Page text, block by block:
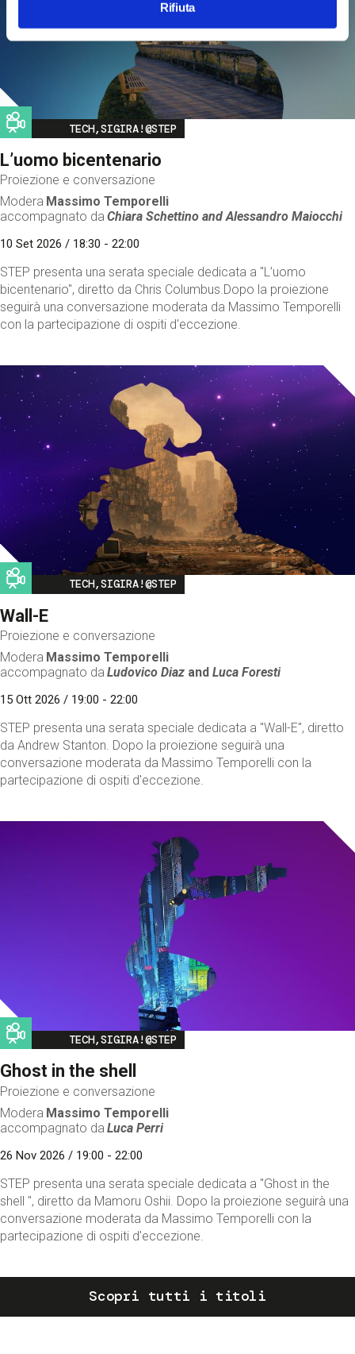
Rifiuta
Image
TECH,SIGIRA!@STEP
L’uomo bicentenario
Proiezione e conversazione
Modera Massimo Temporelli
accompagnato da Chiara Schettino andAlessandro Maiocchi
10 Set 2026 / 18:30 - 22:00
STEP presenta una serata speciale dedicata a "L’uomo
bicentenario", diretto da Chris Columbus.Dopo la proiezione
seguirà una conversazione moderata da Massimo Temporelli
con la partecipazione di ospiti d'eccezione.
Image
TECH,SIGIRA!@STEP
Wall-E
Proiezione e conversazione
Modera Massimo Temporelli
accompagnato da Ludovico Diaz andLuca Foresti
15 Ott 2026 / 19:00 - 22:00
STEP presenta una serata speciale dedicata a "Wall-E", diretto
da Andrew Stanton. Dopo la proiezione seguirà una
conversazione moderata da Massimo Temporelli con la
partecipazione di ospiti d'eccezione.
Image
TECH,SIGIRA!@STEP
Ghost in the shell
Proiezione e conversazione
Modera Massimo Temporelli
accompagnato da Luca Perri
26 Nov 2026 / 19:00 - 22:00
STEP presenta una serata speciale dedicata a "Ghost in the
shell ", diretto da Mamoru Oshii. Dopo la proiezione seguirà una
conversazione moderata da Massimo Temporelli con la
partecipazione di ospiti d'eccezione.
Scopri tutti i titoli